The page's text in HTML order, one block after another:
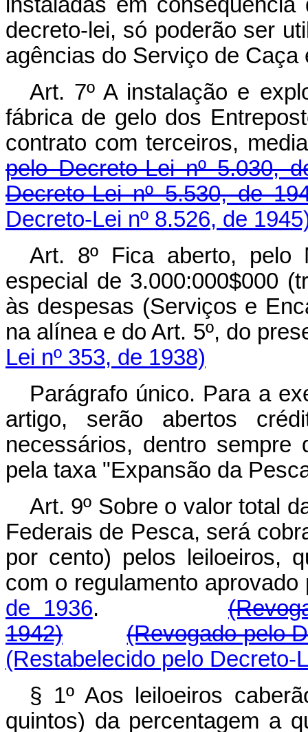
decreto-lei, só poderão ser
agências do Serviço de Caça
Art. 7º A instalação e
fábrica de gelo dos
contrato com terceiros,
pelo Decreto-Lei nº 5.030,
Decreto-Lei nº 5.530, de
Decreto-Lei nº 8.526, de
Art. 8º Fica aberto, pelo
especial de 3.000:000$000
às despesas (Serviços e
na alínea e do Art. 5º, do
Lei nº 353, de 1938)
Parágrafo único. Para a
artigo, serão abertos
necessários, dentro sempre
pela taxa "Expansão da
Art. 9º Sobre o valor total
Federais de Pesca, será
por cento) pelos leiloeiros,
com o regulamento
de 1936.
1942)
(Revogado pelo
(Restabelecido pelo Decreto-
§ 1º Aos leiloeiros
quintos) da percentagem a